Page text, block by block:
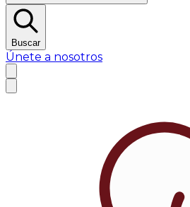
Buscar
Únete a nosotros